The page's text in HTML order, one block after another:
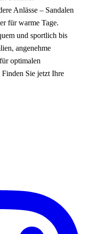
Anlässe – Sandalen
für warme Tage.
und sportlich bis
angenehme
optimalen
Sie jetzt Ihre